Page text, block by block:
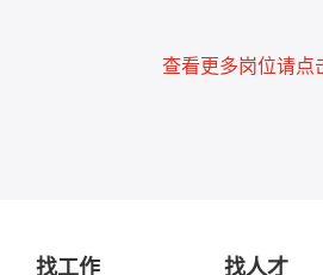
查看更多岗位请点
找工作 找人才